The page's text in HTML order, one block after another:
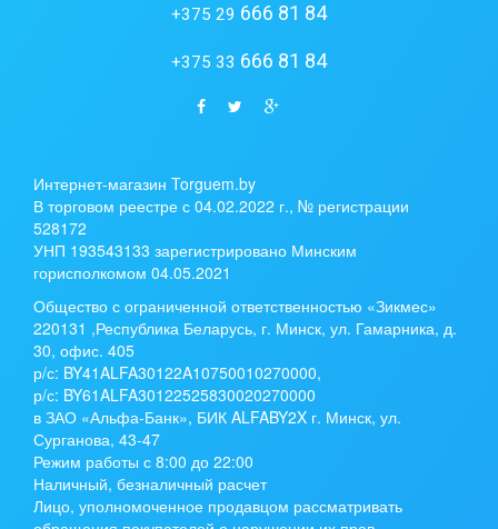
+375 29 666 81 84
+375 33 666 81 84
Интернет-магазин Torguem.by
В торговом реестре с 04.02.2022 г., № регистрации
528172
УНП 193543133 зарегистрировано Минским
горисполкомом 04.05.2021
Общество с ограниченной ответственностью «Зикмес»
220131 ,Республика Беларусь, г. Минск, ул. Гамарника, д.
30, офис. 405
р/с: BY41ALFA30122A10750010270000,
р/с: BY61ALFA30122525830020270000
в ЗАО «Альфа-Банк», БИК ALFABY2X г. Минск, ул.
Сурганова, 43-47
Режим работы с 8:00 до 22:00
Наличный, безналичный расчет
Лицо, уполномоченное продавцом рассматривать